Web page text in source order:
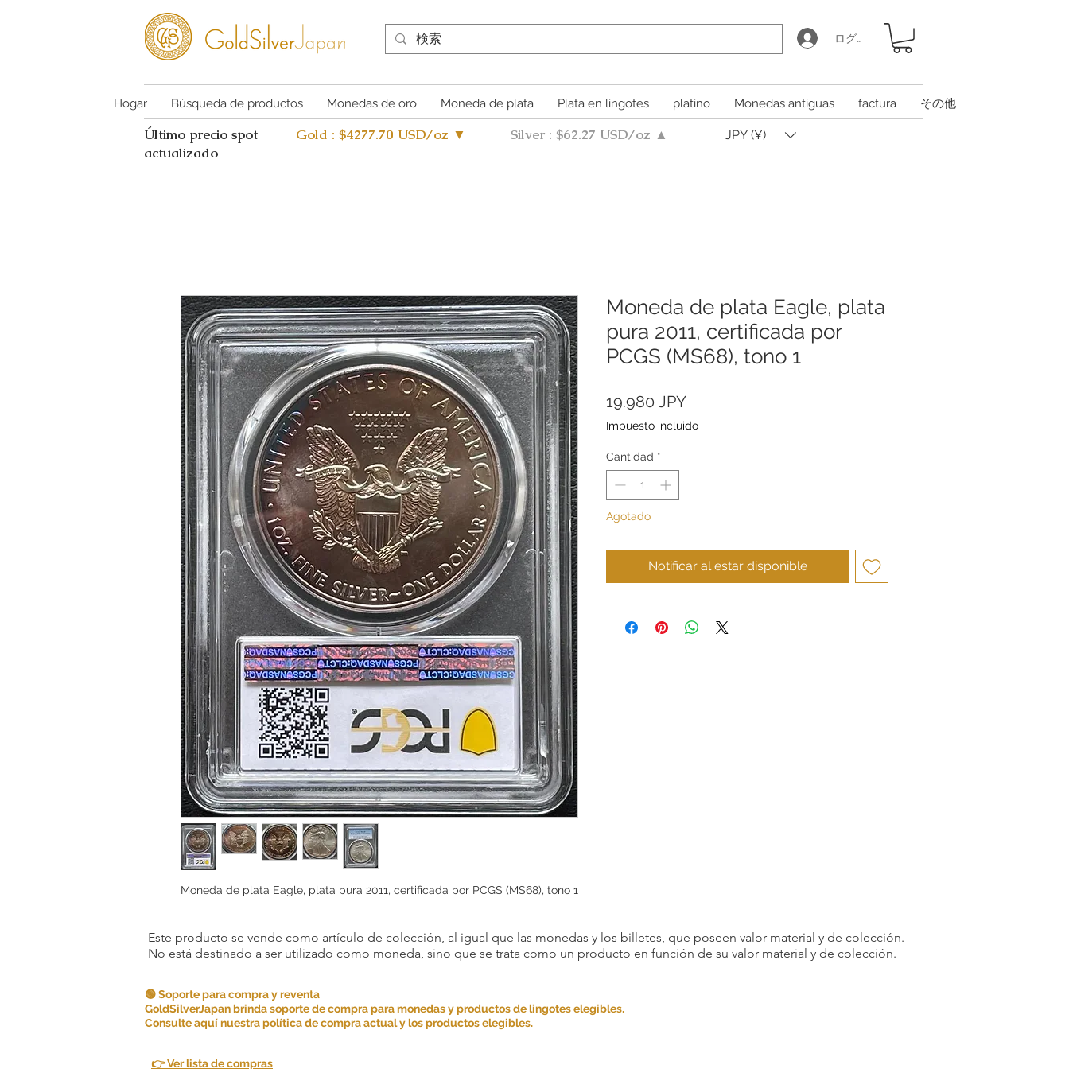
ログイン
Hogar Búsqueda de productos Monedas de oro Moneda de plata Plata en lingotes platino Monedas antiguas factura その他
Último precio spot
actualizado
Gold : $4277.70 USD/oz ▼ Silver : $62.27 USD/oz ▲ JPY (¥)
Moneda de plata Eagle, plata pura 2011, certificada por PCGS (MS68), tono 1
Moneda de plata Eagle, plata
pura 2011, certificada por
PCGS (MS68), tono 1
19.980 JPYPrecio
Impuesto incluido
Cantidad *
Agotado
Notificar al estar disponible
Este producto se vende como artículo de colección, al igual que las monedas y los billetes, que poseen valor material y de colección.
No está destinado a ser utilizado como moneda, sino que se trata como un producto en función de su valor material y de colección.
🟢 Soporte para compra y reventa
GoldSilverJapan brinda soporte de compra para monedas y productos de lingotes elegibles.
Consulte aquí nuestra política de compra actual y los productos elegibles.
👉 Ver lista de compras